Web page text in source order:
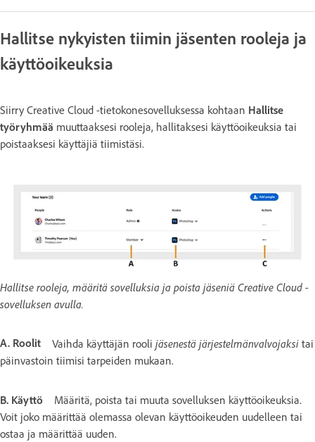
Hallitse nykyisten tiimin jäsenten rooleja ja
käyttöoikeuksia
Siirry Creative Cloud -tietokonesovelluksessa kohtaan Hallitse
työryhmää muuttaaksesi rooleja, hallitaksesi käyttöoikeuksia tai
poistaaksesi käyttäjiä tiimistäsi.
Hallitse rooleja, määritä sovelluksia ja poista jäseniä Creative Cloud -
sovelluksen avulla.
A. Roolit Vaihda käyttäjän rooli jäsenestä järjestelmänvalvojaksi tai
päinvastoin tiimisi tarpeiden mukaan.
B. Käyttö
Määritä, poista tai muuta sovelluksen käyttöoikeuksia.
Voit joko määrittää olemassa olevan käyttöoikeuden uudelleen tai
ostaa ja määrittää uuden.